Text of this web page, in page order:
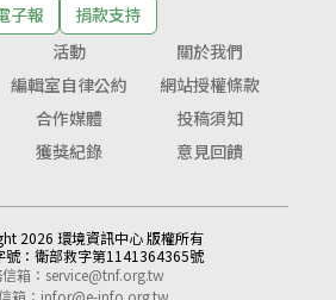
子報
捐款支持
活動
關於我們
編輯室自律公約
網站授權條款
合作媒體
投稿須知
獲獎紀錄 意見回饋
2026 環境資訊中心 版權所有
： 衛部救字第1141364365號
箱： service@tnf.org.tw